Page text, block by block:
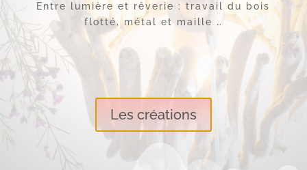
Entre lumière et rêverie : travail du bois
flotté, métal et maille …
Les créations